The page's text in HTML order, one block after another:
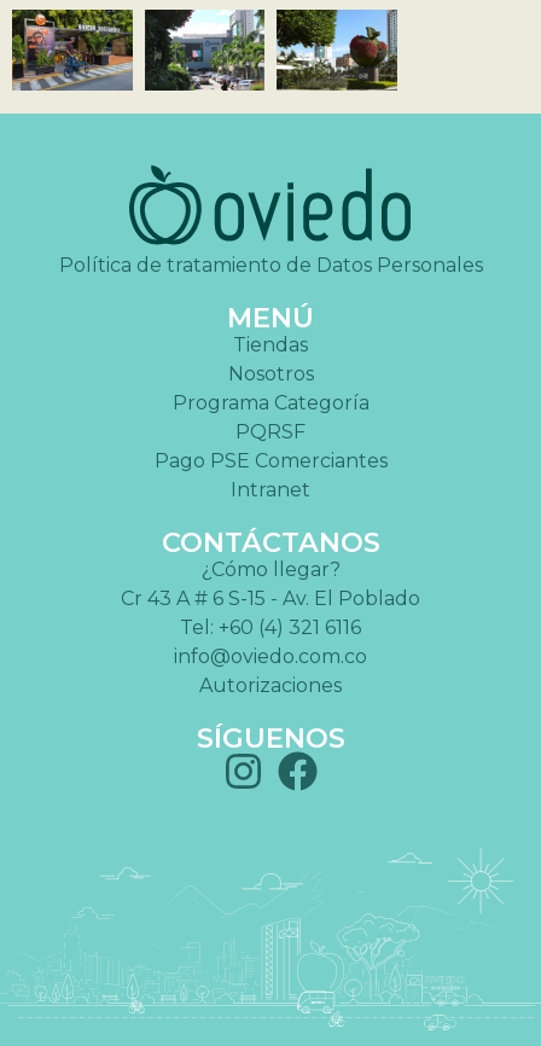
Política de tratamiento de Datos Personales
MENÚ
Tiendas
Nosotros
Programa Categoría
PQRSF
Pago PSE Comerciantes
Intranet
CONTÁCTANOS
¿Cómo llegar?
Cr 43 A # 6 S-15 - Av. El Poblado
Tel: +60 (4) 321 6116
info@oviedo.com.co
Autorizaciones
SÍGUENOS